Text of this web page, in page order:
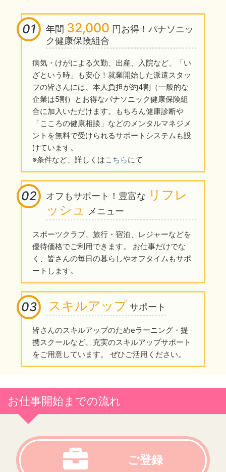
01 年間 32,000 円お得！パナソニッ
ク健康保険組合
病気・けがによる欠勤、出産、入院など、「い
ざという時」も安心！就業開始した派遣スタッ
フの皆さんには、本人負担が約4割（一般的な
企業は5割）とお得なパナソニック健康保険組
合に加入いただけます。もちろん健康診断や
「こころの健康相談」などのメンタルマネジメ
ントを無料で受けられるサポートシステムも設
けています。
※条件など、詳しくはこちらにて
02 オフもサポート！豊富な リフレ
ッシュ
メニュー
スポーツクラブ、旅行・宿泊、レジャーなどを
優待価格でご利用できます。 お仕事だけでな
く、皆さんの毎日の暮らしやオフタイムもサポ
ートします。
03 スキルアップ サポート
皆さんのスキルアップのためeラーニング・提
携スクールなど、充実のスキルアップサポート
をご用意しています。 ぜひご活用ください。
お仕事開始までの流れ
ご登録